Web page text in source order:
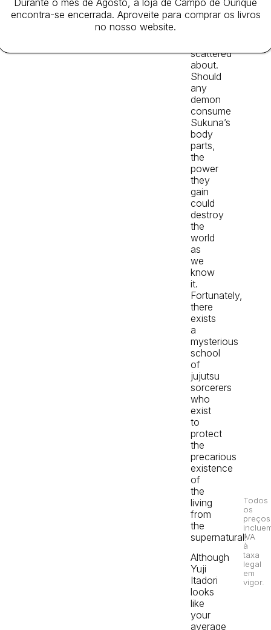
have
been
scattered
about.
Should
any
demon
consume
Sukuna’s
body
parts,
the
power
they
gain
could
destroy
the
world
as
we
know
it.
Fortunately,
there
exists
a
mysterious
school
of
jujutsu
sorcerers
who
exist
to
protect
the
precarious
existence
of
the
living
from
the
supernatural!
Although
Yuji
Itadori
looks
like
your
average
Todos
os
preços
IVA
à
taxa
legal
em
vigor.
Durante o mês de Agosto, a loja de Campo de Ourique
encontra-se encerrada. Aproveite para comprar os livros
no nosso website.